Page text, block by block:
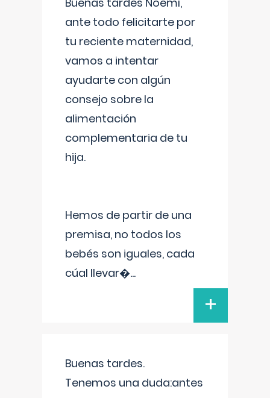
ante todo felicitarte por
tu reciente maternidad,
vamos a intentar
ayudarte con algún
consejo sobre la
alimentación
complementaria de tu
hija.
Hemos de partir de una
premisa, no todos los
bebés son iguales, cada
cúal llevar�...
+
Buenas tardes.
Tenemos una duda:antes